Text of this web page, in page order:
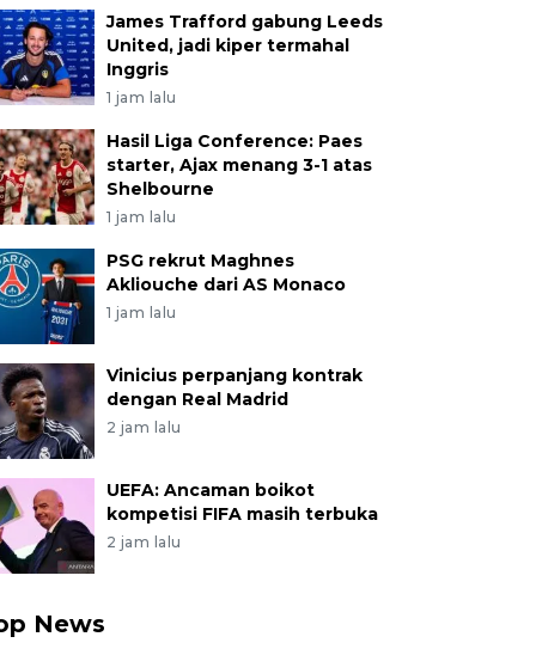
James Trafford gabung Leeds
United, jadi kiper termahal
Inggris
1 jam lalu
Hasil Liga Conference: Paes
starter, Ajax menang 3-1 atas
Shelbourne
1 jam lalu
PSG rekrut Maghnes
Akliouche dari AS Monaco
1 jam lalu
Vinicius perpanjang kontrak
dengan Real Madrid
2 jam lalu
UEFA: Ancaman boikot
kompetisi FIFA masih terbuka
2 jam lalu
News